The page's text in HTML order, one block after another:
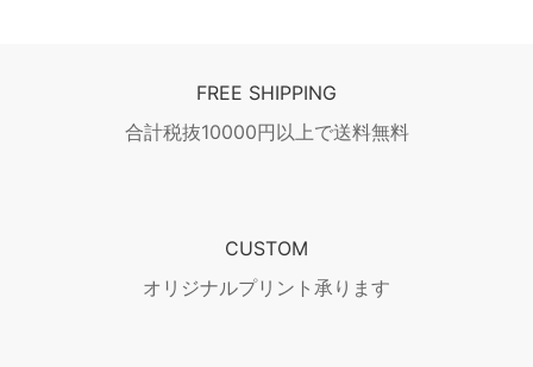
FREE SHIPPING
合計税抜10000円以上で送料無料
CUSTOM
オリジナルプリント承ります